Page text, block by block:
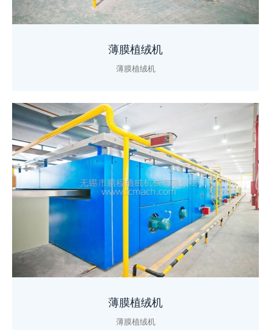
薄膜植绒机
薄膜植绒机
薄膜植绒机
薄膜植绒机